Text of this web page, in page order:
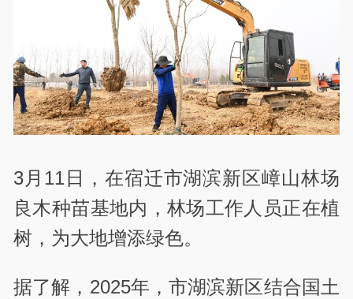
3月11日，在宿迁市湖滨新区嶂山林场
良木种苗基地内，林场工作人员正在植
树，为大地增添绿色。
据了解，2025年，市湖滨新区结合国土